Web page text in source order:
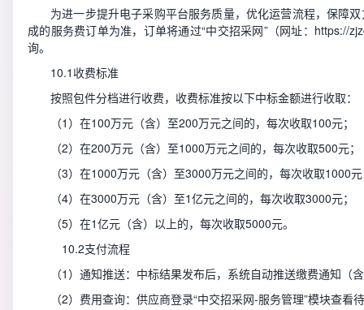
为进一步提升电子采购平台服务质量，优化运营流程，保障
成的服务费订单为准，订单将通过“中交招采网”（网址：https://
询。
10.1收费标准
按照包件分档进行收费，收费标准按以下中标金额进行收取：
（1）在100万元（含）至200万元之间的，每次收取100元；
（2）在200万元（含）至1000万元之间的，每次收取500元；
（3）在1000万元（含）至3000万元之间的，每次收取1000
（4）在3000万元（含）至1亿元之间的，每次收取3000元；
（5）在1亿元（含）以上的，每次收取5000元。
10.2支付流程
（1）通知推送：中标结果发布后，系统自动推送缴费通知（
（2）费用查询：供应商登录“中交招采网-服务管理”模块查看